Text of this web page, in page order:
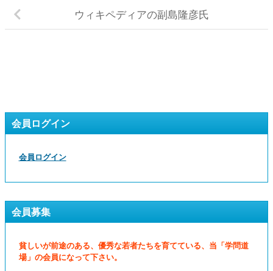
ウィキペディアの副島隆彦氏
会員ログイン
会員ログイン
会員募集
貧しいが前途のある、優秀な若者たちを育てている、当「学問道
場」の会員になって下さい。